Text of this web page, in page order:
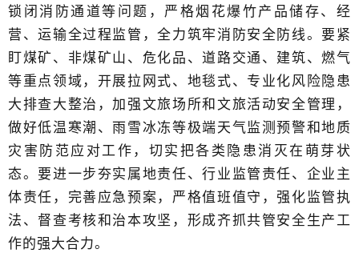
锁闭消防通道等问题，严格烟花爆竹产品储存、经
营、运输全过程监管，全力筑牢消防安全防线。要紧
盯煤矿、非煤矿山、危化品、道路交通、建筑、燃气
等重点领域，开展拉网式、地毯式、专业化风险隐患
大排查大整治，加强文旅场所和文旅活动安全管理，
做好低温寒潮、雨雪冰冻等极端天气监测预警和地质
灾害防范应对工作，切实把各类隐患消灭在萌芽状
态。要进一步夯实属地责任、行业监管责任、企业主
体责任，完善应急预案，严格值班值守，强化监管执
法、督查考核和治本攻坚，形成齐抓共管安全生产工
作的强大合力。